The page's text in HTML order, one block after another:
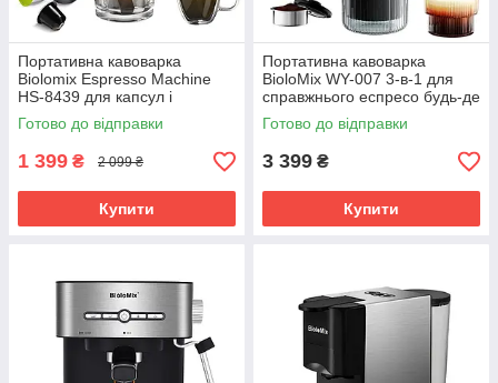
Портативна кавоварка
Biolomix Espresso Machine
HS-8439 для капсул і
меленої кави (Чорний)
Готово до відправки
1 399 ₴ 2 099 ₴
Купити
Портативна кавоварка
BioloMix WY-007 3-в-1 для
справжнього еспресо будь-де
(Чорний)
Готово до відправки
3 399 ₴
Купити